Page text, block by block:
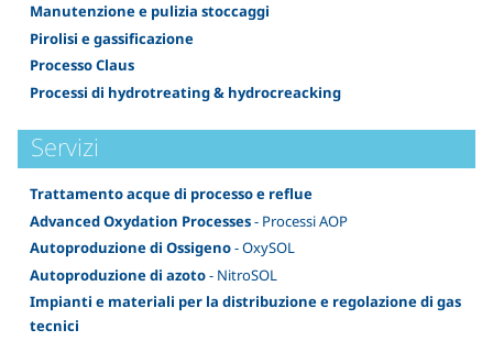
Manutenzione e pulizia stoccaggi
Pirolisi e gassificazione
Processo Claus
Processi di hydrotreating & hydrocreacking
Servizi
Trattamento acque di processo e reflue
Advanced Oxydation Processes- Processi AOP
Autoproduzione di Ossigeno- OxySOL
Autoproduzione di azoto- NitroSOL
Impianti e materiali per la distribuzione e regolazione di gas
tecnici